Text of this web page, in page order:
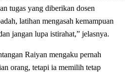
tugas yang diberikan dosen
latihan mengasah kemampuan
jangan lupa istirahat,” jelasnya.
Raiyan mengaku pernah
orang, tetapi ia memilih tetap